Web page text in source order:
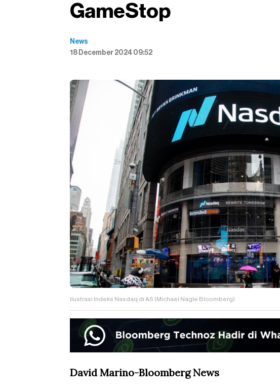
GameStop
News
18 December 2024 09:52
Ilustrasi Indeks Nasdaq di AS (Michael Nagle Bloomberg)
David Marino-Bloomberg News